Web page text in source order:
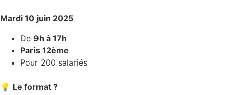
Mardi 10 juin 2025
De 9h à 17h
Paris 12ème
Pour 200 salariés
💡 Le format ?